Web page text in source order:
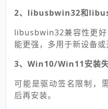
2、libusbwin32和
libusbwin32兼容性更
能更强，多用于新设备或
3、Win10/Win11安装失
可能是驱动签名限制，
后再安装。